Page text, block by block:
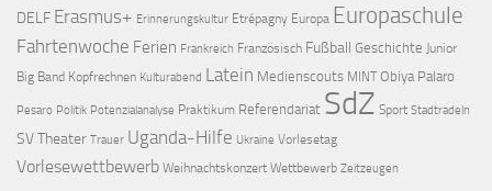
DELF Erasmus+ Erinnerungskultur Etrépagny Europa Europaschule
Fahrtenwoche Ferien Frankreich Französisch Fußball Geschichte Junior
Big Band Kopfrechnen Kulturabend Latein Medienscouts MINT Obiya Palaro
Pesaro Politik Potenzialanalyse Praktikum Referendariat SdZ Sport Stadtradeln
SVTheater Trauer Uganda-Hilfe Ukraine Vorlesetag
Vorlesewettbewerb Weihnachtskonzert Wettbewerb Zeitzeugen